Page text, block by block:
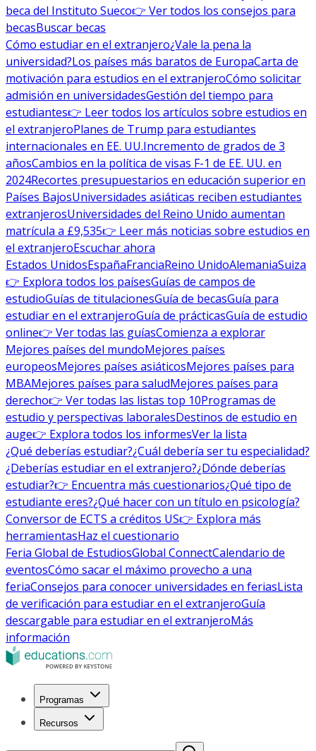
beca del Instituto Sueco👉 Ver todos los consejos para
becasBuscar becas
Cómo estudiar en el extranjero¿Vale la pena la
universidad?Los países más baratos de EuropaCarta de
motivación para estudios en el extranjeroCómo solicitar
admisión en universidadesGestión del tiempo para
estudiantes👉 Leer todos los artículos sobre estudios en
el extranjeroPlanes de Trump para estudiantes
internacionales en EE. UU.Incremento de grados de 3
añosCambios en la política de visas F-1 de EE. UU. en
2024Recortes presupuestarios en educación superior en
Países BajosUniversidades asiáticas reciben estudiantes
extranjerosUniversidades del Reino Unido aumentan
matrícula a £9,535👉 Leer más noticias sobre estudios en
el extranjeroEscuchar ahora
Estados UnidosEspañaFranciaReino UnidoAlemaniaSuiza
👉 Explora todos los paísesGuías de campos de
estudioGuías de titulacionesGuía de becasGuía para
estudiar en el extranjeroGuía de prácticasGuía de estudio
online👉 Ver todas las guíasComienza a explorar
Mejores países del mundoMejores países
europeosMejores países asiáticosMejores países para
MBAMejores países para saludMejores países para
derecho👉 Ver todas las listas top 10Programas de
estudio y perspectivas laboralesDestinos de estudio en
auge👉 Explora todos los informesVer la lista
¿Qué deberías estudiar?¿Cuál debería ser tu especialidad?
¿Deberías estudiar en el extranjero?¿Dónde deberías
estudiar?👉 Encuentra más cuestionarios¿Qué tipo de
estudiante eres?¿Qué hacer con un título en psicología?
Conversor de ECTS a créditos US👉 Explora más
herramientasHaz el cuestionario
Feria Global de EstudiosGlobal ConnectCalendario de
eventosCómo sacar el máximo provecho a una
feriaConsejos para conocer universidades en feriasLista
de verificación para estudiar en el extranjeroGuía
descargable para estudiar en el extranjeroMás
información
Programas
Recursos